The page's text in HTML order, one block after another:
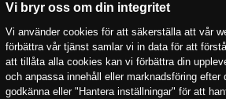
Vi bryr oss om din integritet
Vi använder cookies för att säkerställa att vår
förbättra vår tjänst samlar vi in data för att
att tillåta alla cookies kan vi förbättra din
och anpassa innehåll eller marknadsföring
godkänna eller "Hantera inställningar" för att